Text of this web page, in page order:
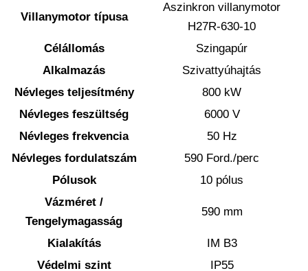
Villanymotor típusa
Aszinkron villanymotor
H27R-630-10
Célállomás
Szingapúr
Alkalmazás
Szivattyúhajtás
Névleges teljesítmény
800 kW
Névleges feszültség
6000 V
Névleges frekvencia
50 Hz
Névleges fordulatszám
590 Ford./perc
Pólusok
10 pólus
Vázméret /
Tengelymagasság
590 mm
Kialakítás
IM B3
Védelmi szint
IP55